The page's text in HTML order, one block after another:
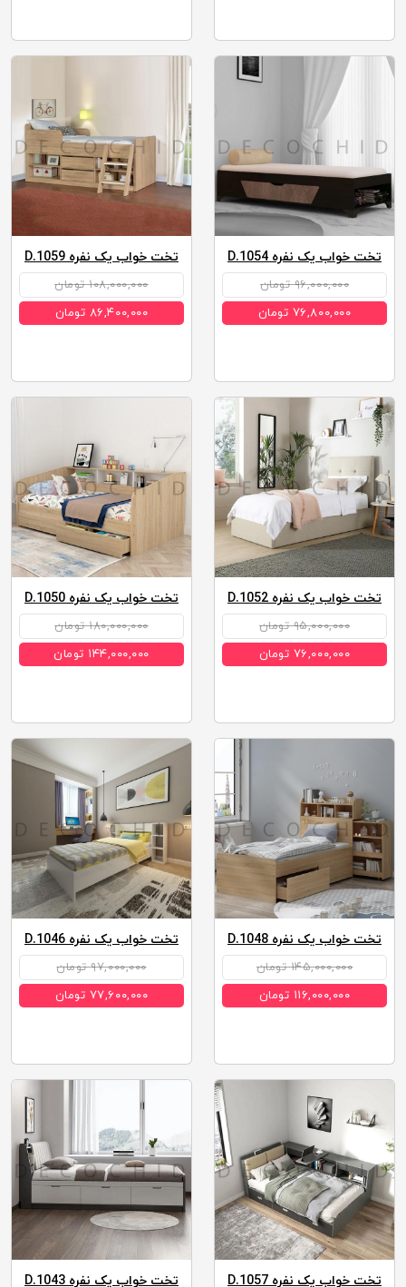
تخت خواب یک نفره D.1043 تخت خواب یک نفره D.1057
تخت خواب یک نفره D.1046
۹۷,۰۰۰,۰۰۰ تومان
۷۷,۶۰۰,۰۰۰ تومان
تخت خواب یک نفره D.1048
۱۴۵,۰۰۰,۰۰۰ تومان
۱۱۶,۰۰۰,۰۰۰ تومان
تخت خواب یک نفره D.1050
۱۸۰,۰۰۰,۰۰۰ تومان
۱۴۴,۰۰۰,۰۰۰ تومان
تخت خواب یک نفره D.1052
۹۵,۰۰۰,۰۰۰ تومان
۷۶,۰۰۰,۰۰۰ تومان
تخت خواب یک نفره D.1059
۱۰۸,۰۰۰,۰۰۰ تومان
۸۶,۴۰۰,۰۰۰ تومان
تخت خواب یک نفره D.1054
۹۶,۰۰۰,۰۰۰ تومان
۷۶,۸۰۰,۰۰۰ تومان